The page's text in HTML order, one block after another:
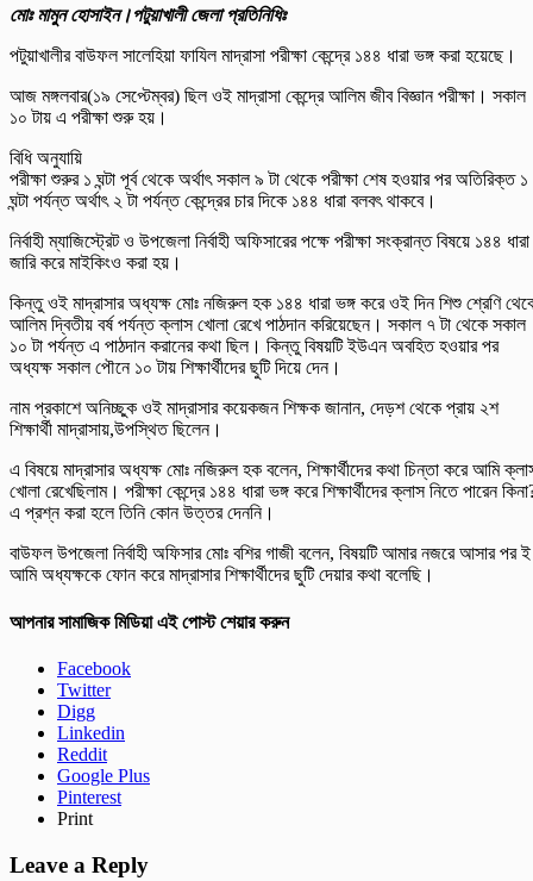
মোঃ মামুন হোসাইন।পটুয়াখালী জেলা প্রতিনিধিঃ
পটুয়াখালীর বাউফল সালেহিয়া ফাযিল মাদ্রাসা পরীক্ষা কেন্দ্রে ১৪৪ ধারা ভঙ্গ করা হয়েছে।
আজ মঙ্গলবার(১৯ সেপ্টেম্বর) ছিল ওই মাদ্রাসা কেন্দ্রে আলিম জীব বিজ্ঞান পরীক্ষা। সকাল
১০ টায় এ পরীক্ষা শুরু হয়।
বিধি অনুযায়ি
পরীক্ষা শুরুর ১ ঘন্টা পূর্ব থেকে অর্থাৎ সকাল ৯ টা থেকে পরীক্ষা শেষ হওয়ার পর অতিরিক্ত ১
ঘন্টা পর্যন্ত অর্থাৎ ২ টা পর্যন্ত কেন্দ্রের চার দিকে ১৪৪ ধারা বলবৎ থাকবে।
নির্বাহী ম্যাজিস্ট্রেট ও উপজেলা নির্বাহী অফিসারের পক্ষে পরীক্ষা সংক্রান্ত বিষয়ে ১৪৪ ধারা
জারি করে মাইকিংও করা হয়।
কিন্তু ওই মাদ্রাসার অধ্যক্ষ মোঃ নজিরুল হক ১৪৪ ধারা ভঙ্গ করে ওই দিন শিশু শ্রেণি
আলিম দ্বিতীয় বর্ষ পর্যন্ত ক্লাস খোলা রেখে পাঠদান করিয়েছেন। সকাল ৭ টা থেকে সকাল
১০ টা পর্যন্ত এ পাঠদান করানের কথা ছিল। কিন্তু বিষয়টি ইউএন অবহিত হওয়ার পর
অধ্যক্ষ সকাল পৌনে ১০ টায় শিক্ষার্থীদের ছুটি দিয়ে দেন।
নাম প্রকাশে অনিচ্ছুক ওই মাদ্রাসার কয়েকজন শিক্ষক জানান, দেড়শ থেকে প্রায় ২শ
শিক্ষার্থী মাদ্রাসায়,উপস্থিত ছিলেন।
এ বিষয়ে মাদ্রাসার অধ্যক্ষ মোঃ নজিরুল হক বলেন, শিক্ষার্থীদের কথা চিন্তা করে আমি
খোলা রেখেছিলাম। পরীক্ষা কেন্দ্রে ১৪৪ ধারা ভঙ্গ করে শিক্ষার্থীদের ক্লাস নিতে পারেন
এ প্রশ্ন করা হলে তিনি কোন উত্তর দেননি।
বাউফল উপজেলা নির্বাহী অফিসার মোঃ বশির গাজী বলেন, বিষয়টি আমার নজরে আসার পর ই
আমি অধ্যক্ষকে ফোন করে মাদ্রাসার শিক্ষার্থীদের ছুটি দেয়ার কথা বলেছি।
আপনার সামাজিক মিডিয়া এই পোস্ট শেয়ার করুন
Facebook
Twitter
Digg
Linkedin
Reddit
Google Plus
Pinterest
Print
Leave a Reply